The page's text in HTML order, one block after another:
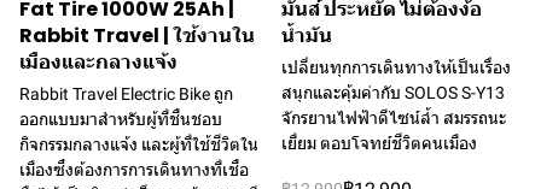
Fat Tire 1000W 25Ah |
Rabbit Travel | ใช้งานใน
เมืองและกลางแจ้ง
Rabbit Travel Electric Bike ถูก
ออกแบบมาสำหรับผู้ที่ชื่นชอบ
กิจกรรมกลางแจ้ง และผู้ที่ใช้ชีวิตใน
เมืองซึ่งต้องการการเดินทางที่เชื่อ
มันส์ ประหยัด ไม่ต้องง้อ
น้ำมัน
เปลี่ยนทุกการเดินทางให้เป็นเรื่อง
สนุกและคุ้มค่ากับ SOLOS S-Y13
จักรยานไฟฟ้าดีไซน์ล้ำ สมรรถนะ
เยี่ยม ตอบโจทย์ชีวิตคนเมือง